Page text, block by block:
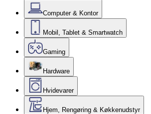
Computer & Kontor
Mobil, Tablet & Smartwatch
Gaming
Hardware
Hvidevarer
Hjem, Rengøring & Køkkenudstyr